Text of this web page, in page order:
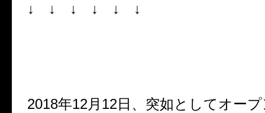
↓ ↓ ↓ ↓ ↓ ↓
2018年12月12日、突如としてオー